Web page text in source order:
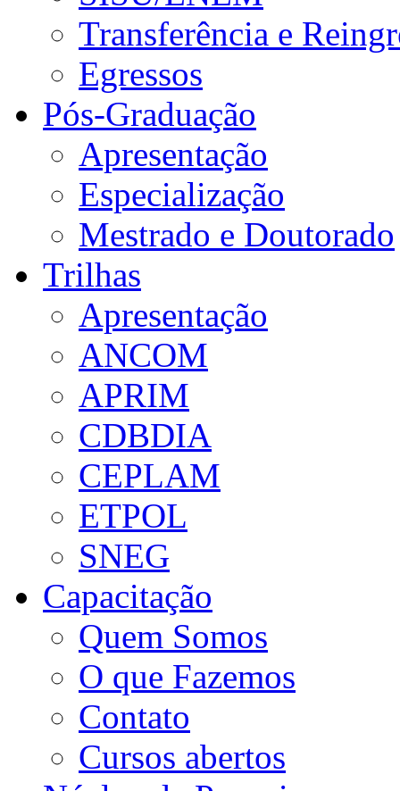
Transferência e
Egressos
Pós-Graduação
Apresentação
Especialização
Mestrado e Doutorado
Trilhas
Apresentação
ANCOM
APRIM
CDBDIA
CEPLAM
ETPOL
SNEG
Capacitação
Quem Somos
O que Fazemos
Contato
Cursos abertos